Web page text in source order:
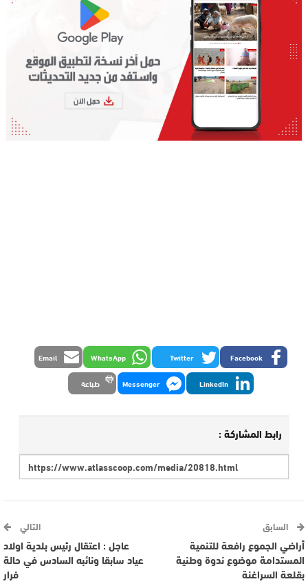
Facebook
Twitter
WhatsApp
Email
LinkedIn
Messenger طباعة
رابط المشاركة :
السابق
أراضي الجموع رافعة للتنمية
المستدامة موضوع ندوة وطنية
بقلعة السراغنة
التالي
عاجل : اعتقال رئيس بلدية اولاد
عياد سابقا ونائبه السادس في حالة
فرار